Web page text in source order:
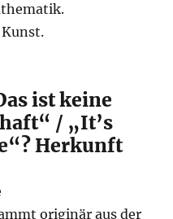
ist keine
/ „It’s
Herkunft
originär aus der